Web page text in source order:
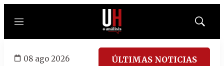
Menú
Mostrar
08 ago 2026 ÚLTIMAS NOTICIAS